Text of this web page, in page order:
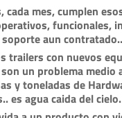
cada mes, cumplen
funcionales,
aun
trailers con nuevos
un problema medio
y toneladas de
es agua caida del cielo.